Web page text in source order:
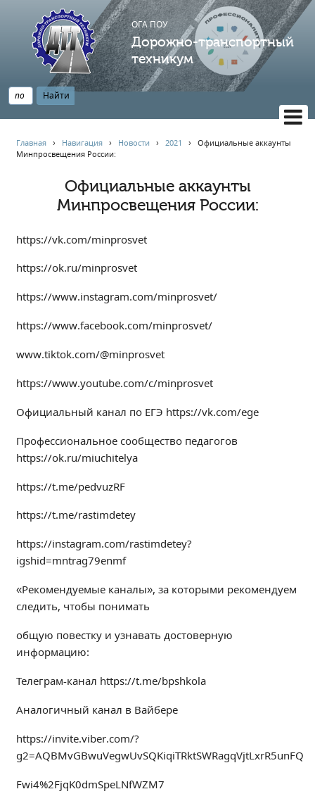
ОГА ПОУ
Дорожно-транспортный
техникум
НАВИГАЦИЯ
Главная
Профессионалитет
Опрос по качеству образования
Новости
Информация
Независимая оценка качества
Контакты
Региональный центр по профилактике ДДТТ
Центр карьеры
Противодействие коррупции
Всероссийское чемпионатное движение
Региональная инновационная площадка
СВЕДЕНИЯ ОБ ОБРАЗОВАТЕЛЬНОЙ ОРГАНИЗАЦИИ
Основные сведения
Структура и органы управления образовательной
организацией
Образование
Руководство
Педагогический состав
оснащенность образовательного процесса.
Доступная среда
Главная › Навигация › Новости ›2021 ›Официальные аккаунты
Минпросвещения России:
Официальные аккаунты
Минпросвещения России:
https://vk.com/minprosvet
https://ok.ru/minprosvet
https://www.instagram.com/minprosvet/
https://www.facebook.com/minprosvet/
www.tiktok.com/@minprosvet
https://www.youtube.com/c/minprosvet
Официальный канал по ЕГЭ https://vk.com/ege
Профессиональное сообщество педагогов
https://ok.ru/miuchitelya
https://t.me/pedvuzRF
https://t.me/rastimdetey
https://instagram.com/rastimdetey?
igshid=mntrag79enmf
«Рекомендуемые каналы», за которыми рекомендуем
следить, чтобы понимать
общую повестку и узнавать достоверную
информацию:
Телеграм-канал https://t.me/bpshkola
Аналогичный канал в Вайбере
https://invite.viber.com/?
g2=AQBMvGBwuVegwUvSQKiqiTRktSWRagqVjtLxrR5unFQ
Fwi4%2FjqK0dmSpeLNfWZM7